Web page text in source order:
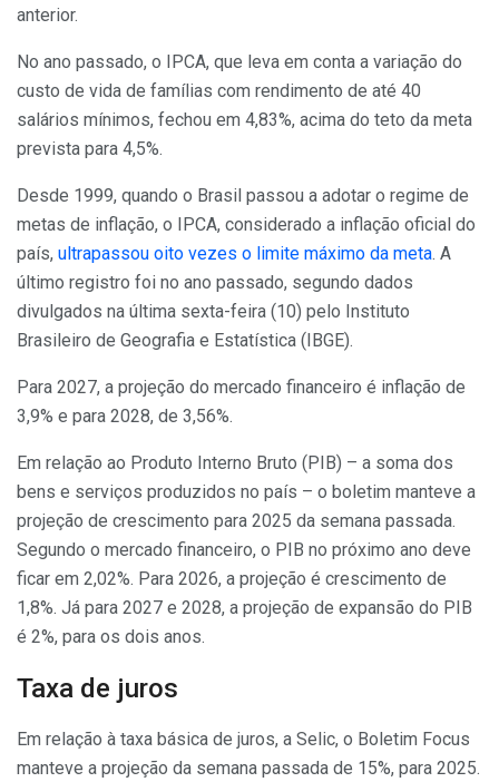
anterior.
No ano passado, o IPCA, que leva em conta a variação do
custo de vida de famílias com rendimento de até 40
salários mínimos, fechou em 4,83%, acima do teto da meta
prevista para 4,5%.
Desde 1999, quando o Brasil passou a adotar o regime de
metas de inflação, o IPCA, considerado a inflação oficial do
país, ultrapassou oito vezes o limite máximo da meta. A
último registro foi no ano passado, segundo dados
divulgados na última sexta-feira (10) pelo Instituto
Brasileiro de Geografia e Estatística (IBGE).
Para 2027, a projeção do mercado financeiro é inflação de
3,9% e para 2028, de 3,56%.
Em relação ao Produto Interno Bruto (PIB) – a soma dos
bens e serviços produzidos no país – o boletim manteve a
projeção de crescimento para 2025 da semana passada.
Segundo o mercado financeiro, o PIB no próximo ano deve
ficar em 2,02%. Para 2026, a projeção é crescimento de
1,8%. Já para 2027 e 2028, a projeção de expansão do PIB
é 2%, para os dois anos.
Taxa de juros
Em relação à taxa básica de juros, a Selic, o Boletim Focus
manteve a projeção da semana passada de 15%, para 2025.